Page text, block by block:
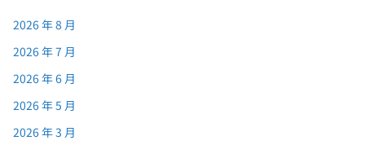
2026 年 8 月
2026 年 7 月
2026 年 6 月
2026 年 5 月
2026 年 3 月